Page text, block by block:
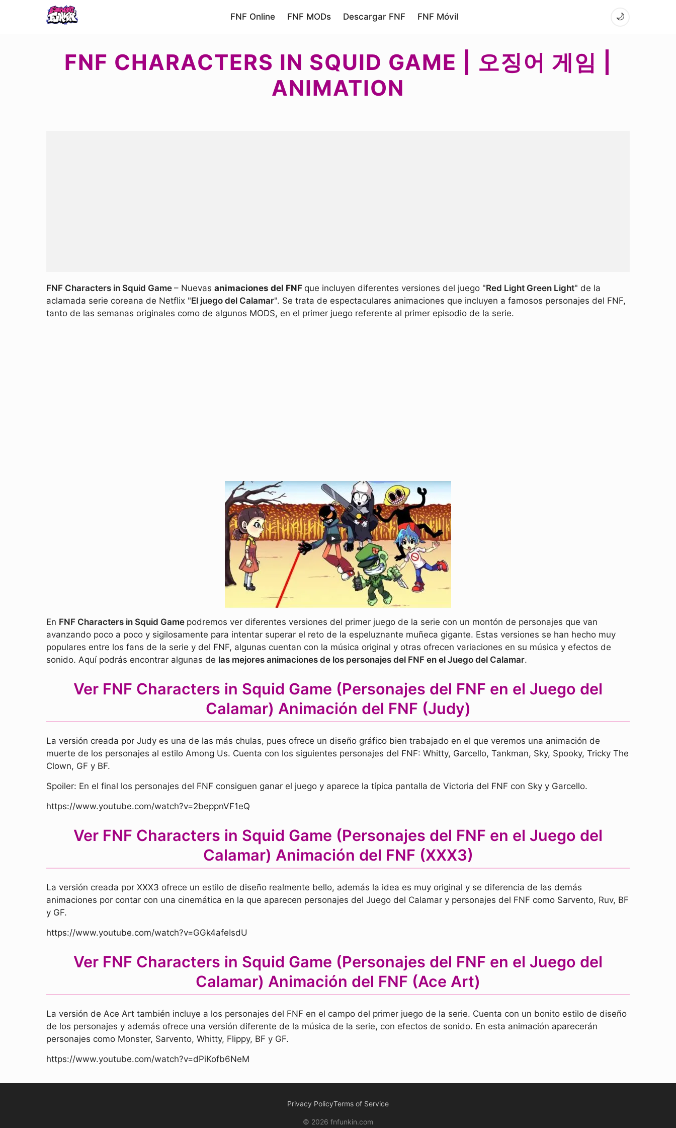
FNF Online FNF MODs Descargar FNF FNF Móvil 🌙
FNF CHARACTERS IN SQUID GAME | 오징어 게임 |
ANIMATION
FNF Characters in Squid Game – Nuevas animaciones del FNF que incluyen diferentes versiones del juego "Red Light Green Light" de la
aclamada serie coreana de Netflix "El juego del Calamar". Se trata de espectaculares animaciones que incluyen a famosos personajes del FNF,
tanto de las semanas originales como de algunos MODS, en el primer juego referente al primer episodio de la serie.
En FNF Characters in Squid Game podremos ver diferentes versiones del primer juego de la serie con un montón de personajes que van
avanzando poco a poco y sigilosamente para intentar superar el reto de la espeluznante muñeca gigante. Estas versiones se han hecho muy
populares entre los fans de la serie y del FNF, algunas cuentan con la música original y otras ofrecen variaciones en su música y efectos de
sonido. Aquí podrás encontrar algunas de las mejores animaciones de los personajes del FNF en el Juego del Calamar.
Ver FNF Characters in Squid Game (Personajes del FNF en el Juego del
Calamar) Animación del FNF (Judy)
La versión creada por Judy es una de las más chulas, pues ofrece un diseño gráfico bien trabajado en el que veremos una animación de
muerte de los personajes al estilo Among Us. Cuenta con los siguientes personajes del FNF: Whitty, Garcello, Tankman, Sky, Spooky, Tricky The
Clown, GF y BF.
Spoiler: En el final los personajes del FNF consiguen ganar el juego y aparece la típica pantalla de Victoria del FNF con Sky y Garcello.
https://www.youtube.com/watch?v=2beppnVF1eQ
Ver FNF Characters in Squid Game (Personajes del FNF en el Juego del
Calamar) Animación del FNF (XXX3)
La versión creada por XXX3 ofrece un estilo de diseño realmente bello, además la idea es muy original y se diferencia de las demás
animaciones por contar con una cinemática en la que aparecen personajes del Juego del Calamar y personajes del FNF como Sarvento, Ruv, BF
y GF.
https://www.youtube.com/watch?v=GGk4afeIsdU
Ver FNF Characters in Squid Game (Personajes del FNF en el Juego del
Calamar) Animación del FNF (Ace Art)
La versión de Ace Art también incluye a los personajes del FNF en el campo del primer juego de la serie. Cuenta con un bonito estilo de diseño
de los personajes y además ofrece una versión diferente de la música de la serie, con efectos de sonido. En esta animación aparecerán
personajes como Monster, Sarvento, Whitty, Flippy, BF y GF.
https://www.youtube.com/watch?v=dPiKofb6NeM
Privacy PolicyTerms of Service
© 2026 fnfunkin.com